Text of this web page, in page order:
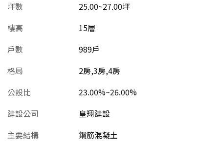
坪數
25.00~27.00坪
樓高
15層
戶數
989戶
格局
2房,3房,4房
公設比
23.00%~26.00%
建設公司
皇翔建設
主要結構
鋼筋混凝土